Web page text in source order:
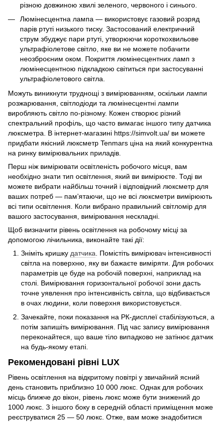
різною довжиною хвилі зеленого, червоного і синього.
Люмінесцентна лампа — використовує газовий розряд
парів ртуті низького тиску. Застосований електричний
струм збуджує пари ртуті, утворюючи короткохвильове
ультрафіолетове світло, яке ви не можете побачити
неозброєним оком. Покриття люмінесцентних ламп з
люмінесцентною підкладкою світиться при застосуванні
ультрафіолетового світла.
Можуть виникнути труднощі з вимірюванням, оскільки лампи
розжарювання, світлодіоди та люмінесцентні лампи
виробляють світло по-різному. Кожен створює різний
спектральний профіль, що часто вимагає іншого типу датчика
люксметра. В інтернет-магазині https://simvolt.ua/ ви можете
придбати якісний люксметр Tenmars ціна на який конкурентна
на ринку вимірювальних приладів.
Перш ніж вимірювати освітленість робочого місця, вам
необхідно знати тип освітлення, який ви вимірюєте. Тоді ви
можете вибрати найбільш точний і відповідний люксметр для
ваших потреб — пам’ятаючи, що не всі люксметри вимірюють
всі типи освітлення. Коли вибрано правильний світломір для
вашого застосування, вимірювання нескладні.
Щоб визначити рівень освітлення на робочому місці за
допомогою лічильника, виконайте такі дії:
Зніміть кришку датчика . Помістіть вимірювач інтенсивності
світла на поверхню, яку ви бажаєте виміряти. Для робочих
параметрів це буде на робочій поверхні, наприклад на
столі. Вимірювання горизонтальної робочої зони дасть
точне уявлення про інтенсивність світла, що відбивається
в очах людини, коли поверхня використовується.
Зачекайте, поки показання на РК-дисплеї стабілізуються, а
потім запишіть вимірювання. Під час запису вимірювання
переконайтеся, що ваше тіло випадково не затінює датчик
на будь-якому етапі.
Рекомендовані рівні LUX
Рівень освітлення на відкритому повітрі у звичайний ясний
день становить приблизно 10 000 люкс. Однак для робочих
місць ближче до вікон, рівень люкс може бути знижений до
1000 люкс. З іншого боку в середній області приміщення може
реєструватися 25 — 50 люкс. Отже, вам може знадобитися